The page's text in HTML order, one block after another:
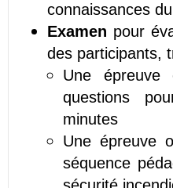
connaissances
Examen pour
des participants,
Une
questions
minutes
Une épreuve
séquence